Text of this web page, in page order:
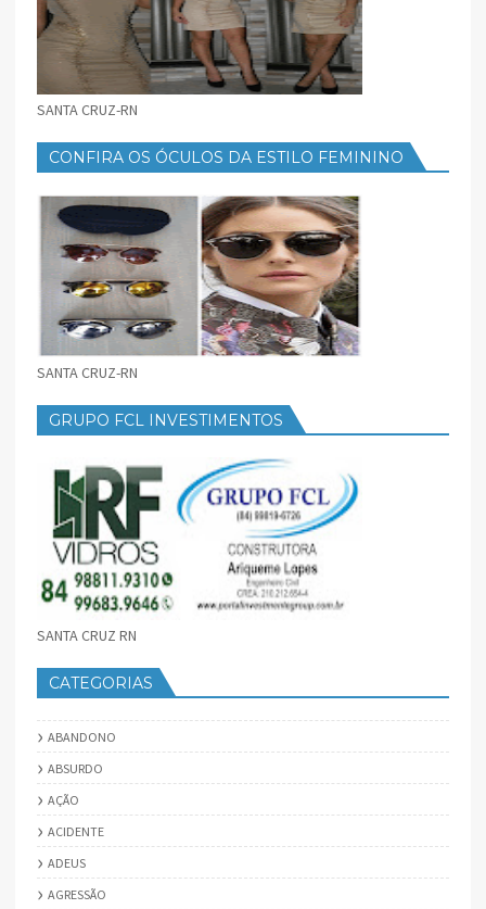
SANTA CRUZ-RN
CONFIRA OS ÓCULOS DA ESTILO FEMININO
SANTA CRUZ-RN
GRUPO FCL INVESTIMENTOS
SANTA CRUZ RN
CATEGORIAS
ABANDONO
ABSURDO
AÇÃO
ACIDENTE
ADEUS
AGRESSÃO